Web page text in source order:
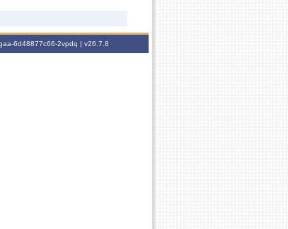
6d48877c66-2vpdq | v26.7.8